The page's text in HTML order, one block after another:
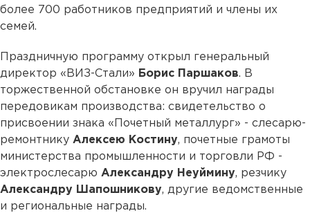
более 700 работников предприятий и члены их
семей.
Праздничную программу открыл генеральный
директор «ВИЗ-Стали» Борис Паршаков. В
торжественной обстановке он вручил награды
передовикам производства: свидетельство о
присвоении знака «Почетный металлург» - слесарю-
ремонтнику Алексею Костину, почетные грамоты
министерства промышленности и торговли РФ -
электрослесарю Александру Неуймину, резчику
Александру Шапошникову, другие ведомственные
и региональные награды.